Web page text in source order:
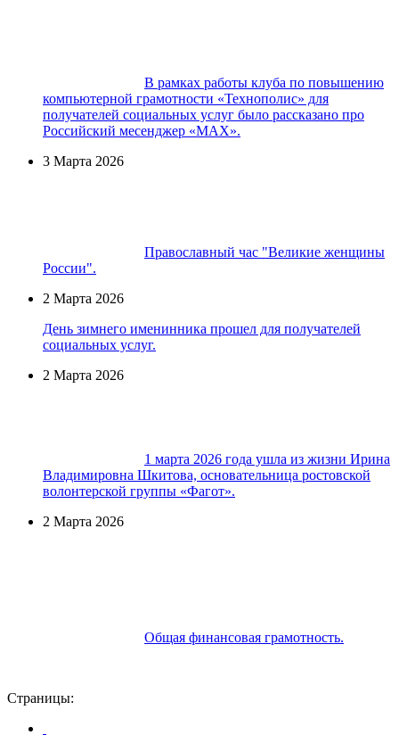
В рамках работы клуба по повышению
компьютерной грамотности «Технополис» для
получателей социальных услуг было рассказано про
Российский месенджер «МАХ».
3 Марта 2026
Православный час "Великие женщины
России".
2 Марта 2026
День зимнего именинника прошел для получателей
социальных услуг.
2 Марта 2026
1 марта 2026 года ушла из жизни Ирина
Владимировна Шкитова, основательница ростовской
волонтерской группы «Фагот».
2 Марта 2026
Общая финансовая грамотность.
Страницы: